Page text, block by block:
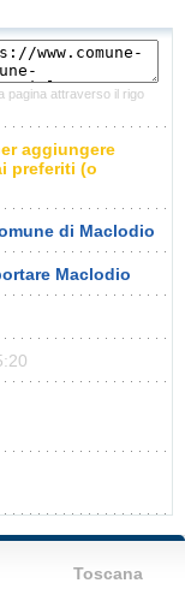
pagina attraverso il rigo
aggiungere
preferiti (o
di Maclodio
Maclodio
Toscana